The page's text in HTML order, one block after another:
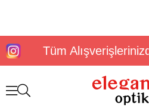
Tüm